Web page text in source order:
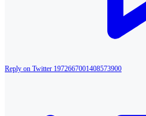
Reply on Twitter 1972667001408573900